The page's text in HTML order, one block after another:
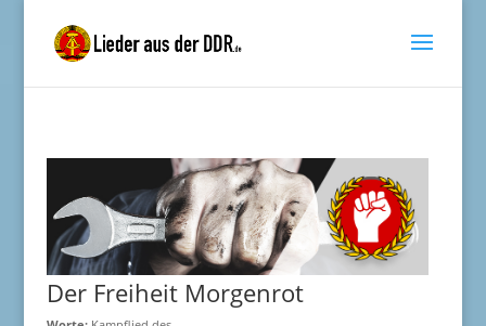
Der Freiheit Morgenrot